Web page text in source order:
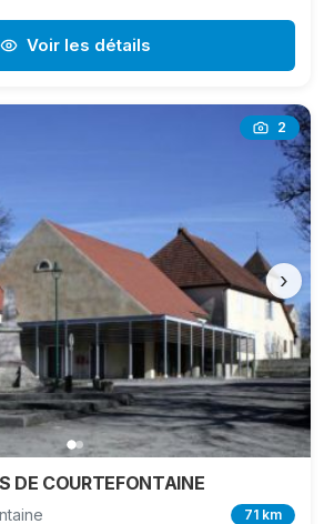
Voir les détails
2
›
DE COURTEFONTAINE
71 km